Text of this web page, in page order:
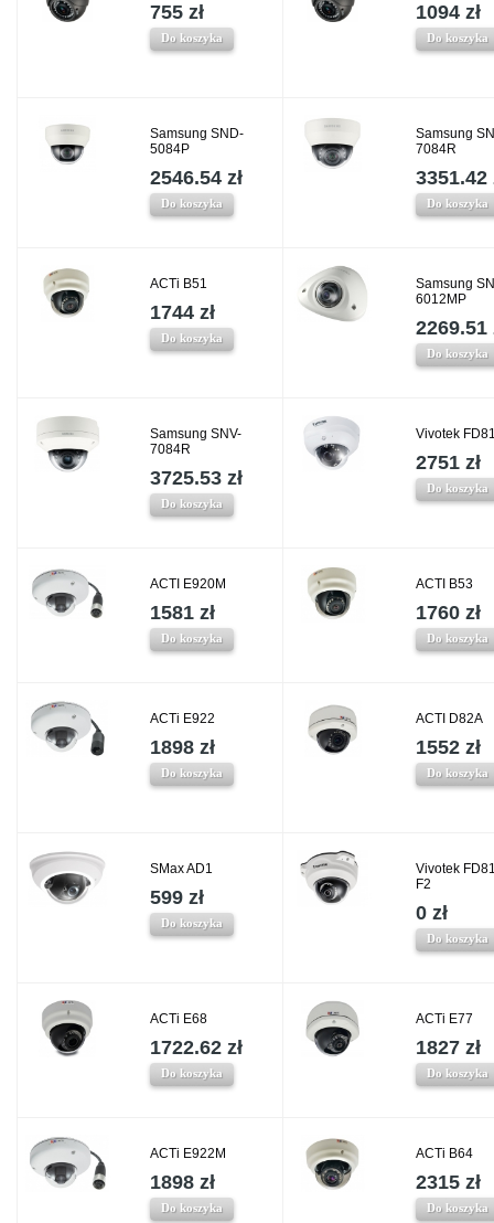
755 zł
Do koszyka
1094 zł
Do koszyka
Samsung SND-
5084P
2546.54 zł
Do koszyka
Samsung
7084R
3351.42
Do koszyka
ACTi B51
1744 zł
Do koszyka
Samsung
6012MP
2269.51
Do koszyka
Samsung SNV-
7084R
3725.53 zł
Do koszyka
Vivotek
2751 zł
Do koszyka
ACTI E920M
1581 zł
Do koszyka
ACTI B53
1760 zł
Do koszyka
ACTi E922
1898 zł
Do koszyka
ACTI D82A
1552 zł
Do koszyka
SMax AD1
599 zł
Do koszyka
Vivotek
F2
0 zł
Do koszyka
ACTi E68
1722.62 zł
Do koszyka
ACTi E77
1827 zł
Do koszyka
ACTi E922M
1898 zł
Do koszyka
ACTi B64
2315 zł
Do koszyka